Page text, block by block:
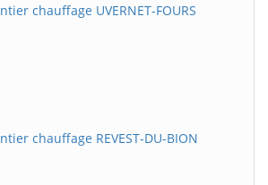
chauffage UVERNET-FOURS
chauffage REVEST-DU-BION